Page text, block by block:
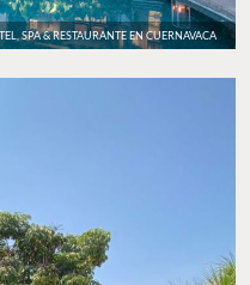
SPA & RESTAURANTE EN CUERNAVACA